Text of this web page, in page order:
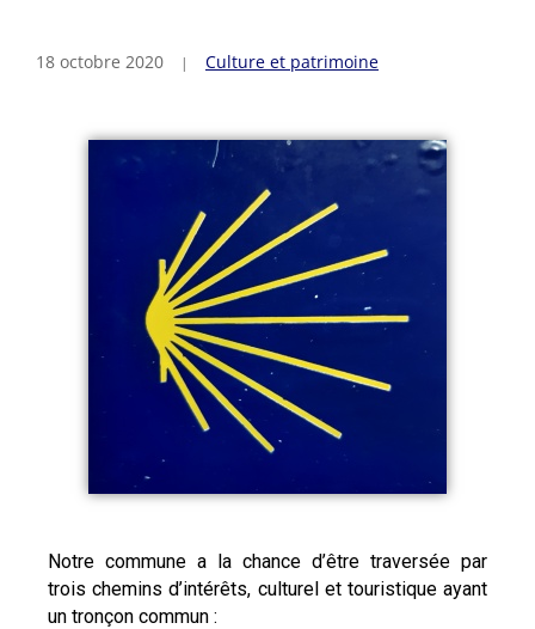
18 octobre 2020 Culture et patrimoine
Notre commune a la chance d’être traversée par
trois chemins d’intérêts, culturel et touristique ayant
un tronçon commun :